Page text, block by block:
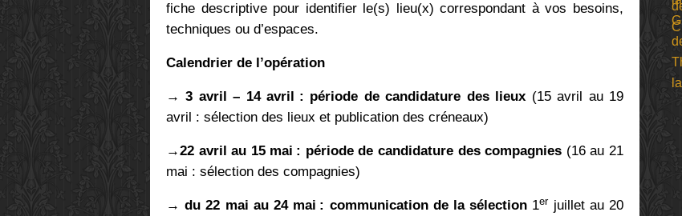
fiche descriptive pour identifier le(s) lieu(x) correspondant à vos besoins,
techniques ou d’espaces.
Calendrier de l’opération
→ 3 avril– 14 avril : période de candidature des lieux (15 avril au 19
avril : sélection des lieux et publication des créneaux)
→22 avril au 15 mai : période de candidature des compagnies (16 au 21
mai : sélection des compagnies)
→ du 22 mai au 24 mai : communication de la sélection 1erjuillet au 20